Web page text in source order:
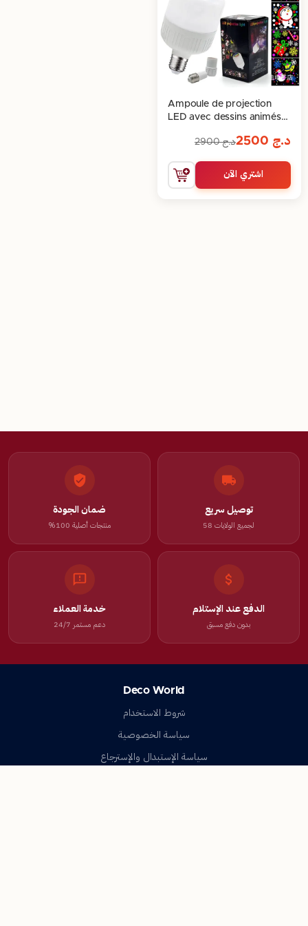
Ampoule de projection
LED avec dessins animés
د.ج د.ج2900
اشتري الآن
توصيل سريع
لجميع الولايات 58
ضمان الجودة
منتجات أصلية 100%
الدفع عند الإستلام
بدون دفع مسبق
خدمة العملاء
دعم مستمر 24/7
Deco World
شروط الاستخدام
سياسة الخصوصية
سياسة الإستبدال والإسترجاع